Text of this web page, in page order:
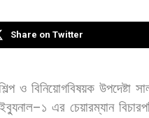
Share on Twitter
ও বিনিয়োগবিষয়ক উপদেষ্টা
–১ এর চেয়ারম্যান